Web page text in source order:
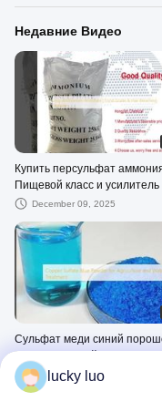
Недавние Видео
Купить персульфат аммония
Пищевой класс и усилитель
отбеливания волос
December 09, 2025
Сульфат меди синий
сельского хозяйства и
водыOctober 16, 2025
lucky luo